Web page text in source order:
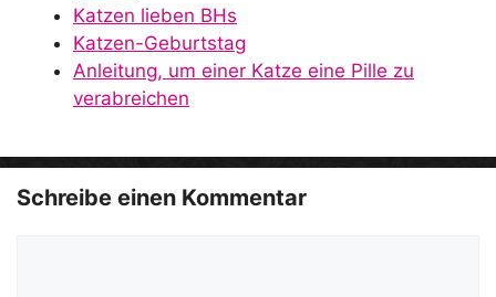
e
o
Katzen lieben BHs
Katzen-Geburtstag
Anleitung, um einer Katze eine Pille zu
verabreichen
Schreibe einen Kommentar